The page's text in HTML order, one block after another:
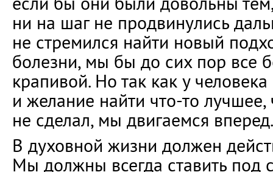
ни на шаг не продвинулись
не стремился найти новый
болезни, мы бы до сих пор все
крапивой. Но так как у
и желание найти что-то
не сделал, мы двигаемся вперед.
В духовной жизни должен
Мы должны всегда ставить под